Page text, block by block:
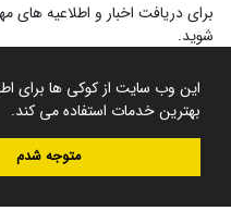
این وب سایت از کوکی ها برای
بهترین خدمات استفاده می کند.
متوجه شدم
برای دریافت اخبار و اطلاعیه
شوید.
سامانه مدیریت نشریات علمی.